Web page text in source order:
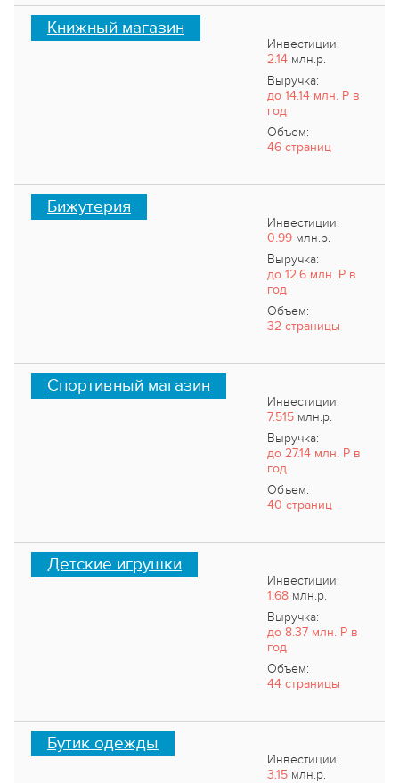
Книжный магазин
Инвестиции:
2.14млн.р.
Выручка:
до 14.14 млн. Р в
год
Объем:
46 страниц
Бижутерия
Инвестиции:
0.99млн.р.
Выручка:
до 12.6 млн. Р в
год
Объем:
32 страницы
Спортивный магазин
Инвестиции:
7.515млн.р.
Выручка:
до 27.14 млн. Р в
год
Объем:
40 страниц
Детские игрушки
Инвестиции:
1.68млн.р.
Выручка:
до 8.37 млн. Р в
год
Объем:
44 страницы
Бутик одежды
Инвестиции:
3.15млн.р.